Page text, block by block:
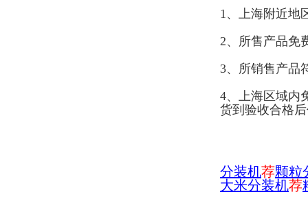
1、上海附近地
2、所售产品免
3、所销售产品
4、上海区域内
货到验收合格
分装机荐颗粒
大米分装机荐